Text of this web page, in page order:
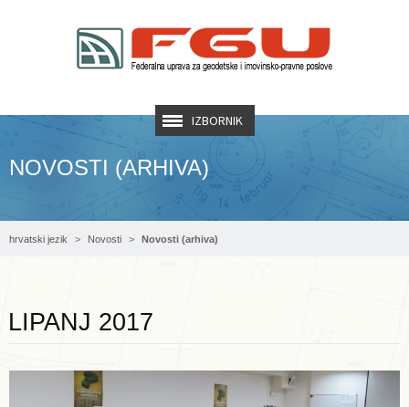
IZBORNIK
NOVOSTI (ARHIVA)
hrvatski jezik Novosti Novosti (arhiva)
LIPANJ 2017